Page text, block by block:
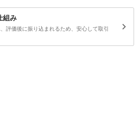
組み
評価後に振り込まれるため、安心して取引